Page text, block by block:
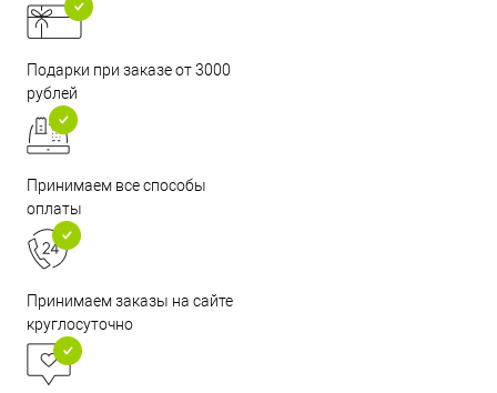
Подарки при заказе от 3000
рублей
Принимаем все способы
оплаты
Принимаем заказы на сайте
круглосуточно